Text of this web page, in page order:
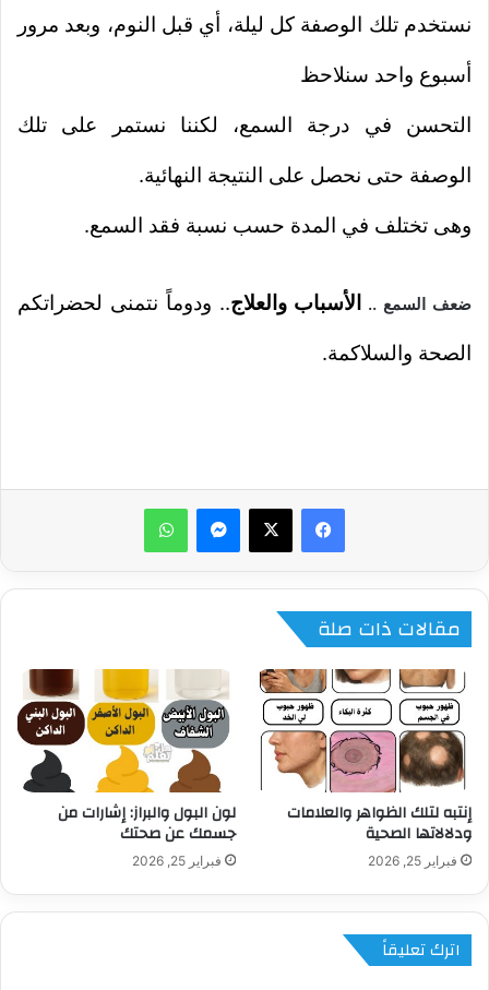
نستخدم تلك الوصفة كل ليلة، أي قبل النوم، وبعد مرور
أسبوع واحد سنلاحظ
التحسن في درجة السمع، لكننا نستمر على تلك
الوصفة حتى نحصل على النتيجة النهائية.
وهى تختلف في المدة حسب نسبة فقد السمع.
ضعف السمع .. الأسباب والعلاج.. ودوماً نتمنى لحضراتكم
الصحة والسلاكمة.
ماسنجر واتساب
مقالات ذات صلة
إنتبه لتلك الظواهر والعلامات
ودلالاتها الصحية
فبراير 25, 2026
لون البول والبراز: إشارات من
جسمك عن صحتك
فبراير 25, 2026
اترك تعليقاً